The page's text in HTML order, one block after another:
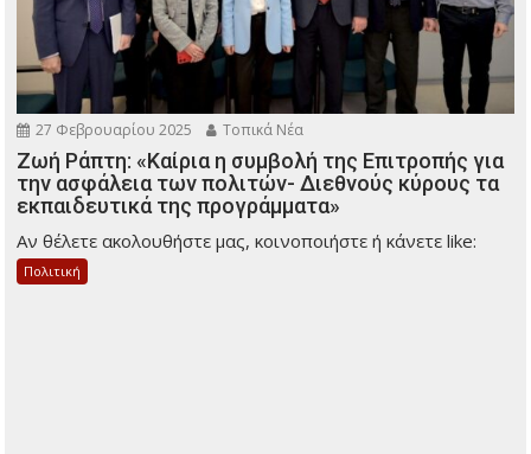
27 Φεβρουαρίου 2025 Τοπικά Νέα
Ζωή Ράπτη: «Καίρια η συμβολή της Επιτροπής για
την ασφάλεια των πολιτών- Διεθνούς κύρους τα
εκπαιδευτικά της προγράμματα»
Αν θέλετε ακολουθήστε μας, κοινοποιήστε ή κάνετε like:
Πολιτική